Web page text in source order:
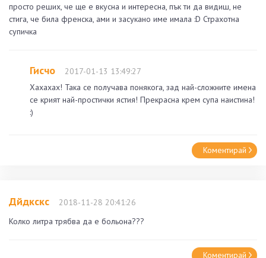
просто реших, че ще е вкусна и интересна, пък ти да видиш, не
стига, че била френска, ами и засукано име имала :D Страхотна
супичка
Гисчо
2017-01-13 13:49:27
Хахахах! Така се получава понякога, зад най-сложните имена
се крият най-простички ястия! Прекрасна крем супа наистина!
:)
Коментирай
Дйдкскс
2018-11-28 20:41:26
Колко литра трябва да е больона???
Коментирай